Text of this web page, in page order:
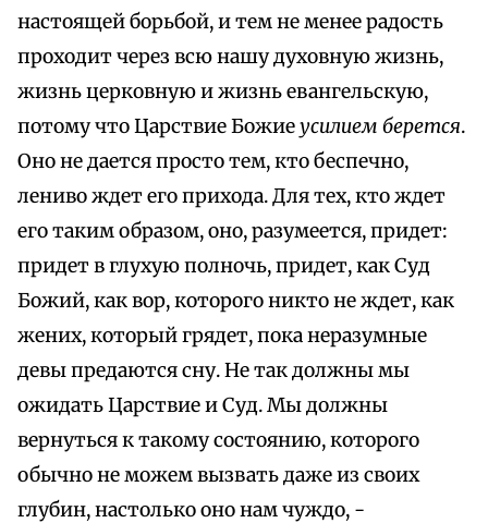
настоящей борьбой, и тем не менее радость
проходит через всю нашу духовную жизнь,
жизнь церковную и жизнь евангельскую,
потому что Царствие Божиеусилием берется.
Оно не дается просто тем, кто беспечно,
лениво ждет его прихода. Для тех, кто ждет
его таким образом, оно, разумеется, придет:
придет в глухую полночь, придет, как Суд
Божий, как вор, которого никто не ждет, как
жених, который грядет, пока неразумные
девы предаются сну. Не так должны мы
ожидать Царствие и Суд. Мы должны
вернуться к такому состоянию, которого
обычно не можем вызвать даже из своих
глубин, настолько оно нам чуждо, -